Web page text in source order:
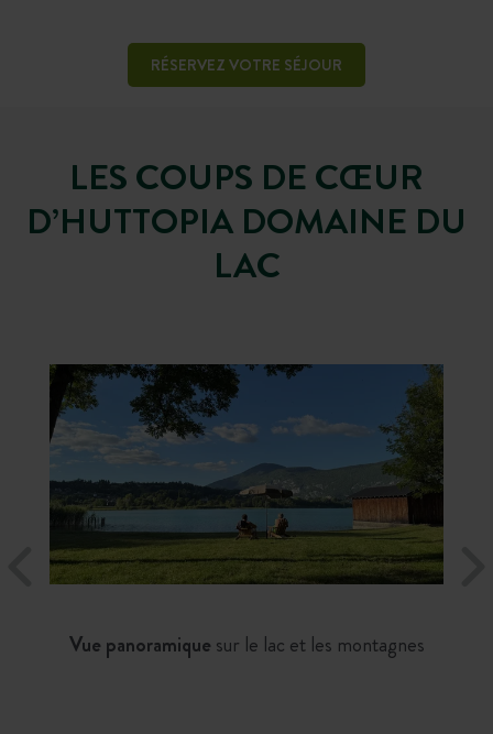
RÉSERVEZ VOTRE SÉJOUR
LES COUPS DE CŒUR
D’HUTTOPIA DOMAINE DU
LAC
Vue panoramique sur le lac et les montagnes